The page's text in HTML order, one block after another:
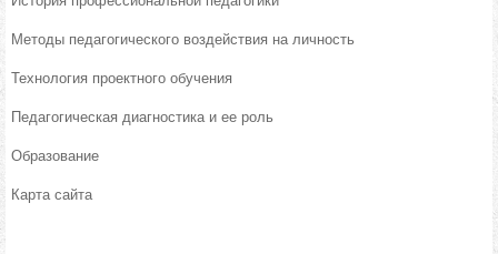
Методы педагогического воздействия на личность
Технология проектного обучения
Педагогическая диагностика и ее роль
Образование
Карта сайта